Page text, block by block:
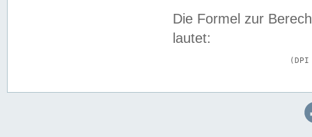
Die Formel zur
lautet: